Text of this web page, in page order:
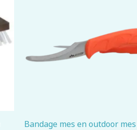
Bandage mes en outdoor mes